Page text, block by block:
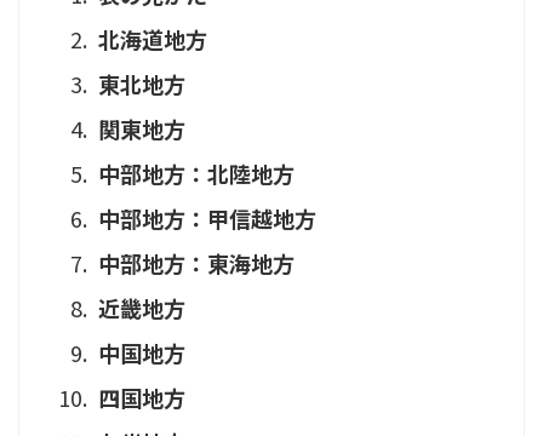
北海道地方
東北地方
関東地方
中部地方：北陸地方
中部地方：甲信越地方
中部地方：東海地方
近畿地方
中国地方
四国地方